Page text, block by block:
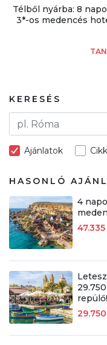
Télből nyárba: 8
3*-os medencés
KERESÉS
Ajánlatok
HASONLÓ
4
47.335
repülő!